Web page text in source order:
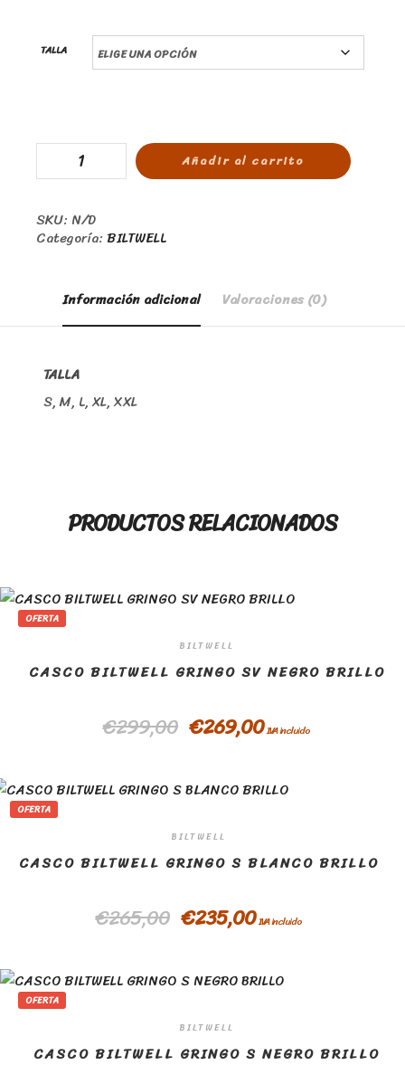
TALLA
Añadir al carrito
SKU: N/D
Categoría: BILTWELL
Información adicional Valoraciones (0)
TALLA
S, M, L, XL, XXL
PRODUCTOS RELACIONADOS
OFERTA
BILTWELL
CASCO BILTWELL GRINGO SV NEGRO BRILLO
€299,00 €269,00IVA incluido
OFERTA
BILTWELL
CASCO BILTWELL GRINGO S BLANCO BRILLO
€265,00 €235,00IVA incluido
OFERTA
BILTWELL
CASCO BILTWELL GRINGO S NEGRO BRILLO